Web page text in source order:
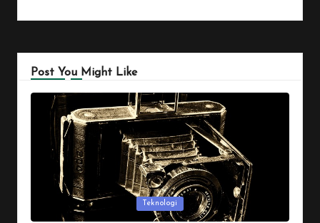
Post You Might Like
Teknologi